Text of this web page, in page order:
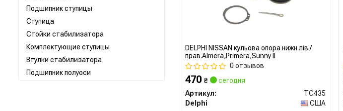
Подшипник ступицы
Ступица
Стойки стабилизатора
Комплектующие ступицы
Втулки стабилизатора
Подшипник полуоси
DELPHI NISSAN кульова опора нижн.лів./
прав.Almera,Primera,Sunny II
0 отзывов
470 ₴
сегодня
Артикул:
TC435
Delphi
США